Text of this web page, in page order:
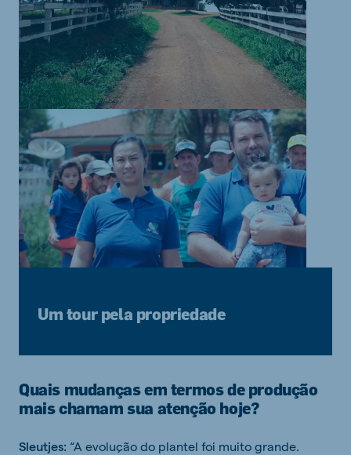
Um tour pela propriedade
Quais mudanças em termos de produção
mais chamam sua atenção hoje?
Sleutjes: “A evolução do plantel foi muito grande.